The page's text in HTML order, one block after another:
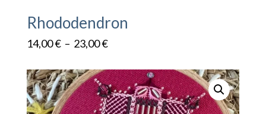
Rhododendron
14,00€ – 23,00€Plage
prix :
14,00 €
à